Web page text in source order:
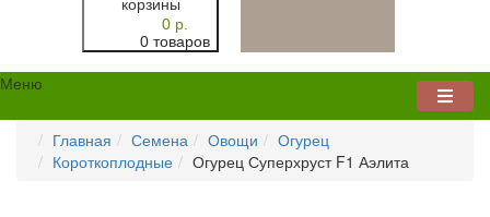
0 р.
0 товаров
Меню
Главная Семена Овощи
Огурец
Короткоплодные
Огурец Суперхруст F1 Аэлита